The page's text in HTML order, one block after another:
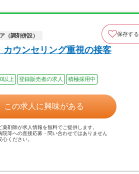
（調剤併設） 保存する
ウンセリング重視の接客
以上 登録販売者の求人 積極採用中
この求人に興味がある
薬剤師が求人情報を無料でご提供します。
院等への直接応募・問い合わせではありません
心ください。